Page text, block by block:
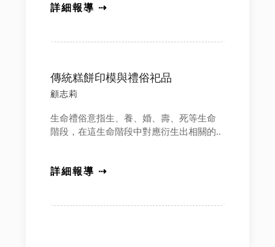
詳細報導 ⇢
傳統糕餅印模與禮俗祀品
顧志莉
生命禮俗意指生、養、婚、壽、死等生命
階段，在這生命階段中對應衍生出相關的..
詳細報導 ⇢